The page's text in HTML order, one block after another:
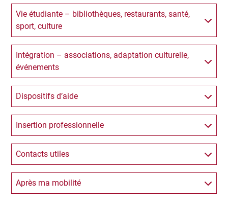
Vie étudiante – bibliothèques, restaurants, santé,
sport, culture
Intégration – associations, adaptation culturelle,
événements
Dispositifs d’aide
Insertion professionnelle
Contacts utiles
Après ma mobilité